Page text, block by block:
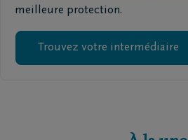
meilleure protection.
Trouvez votre intermédiaire